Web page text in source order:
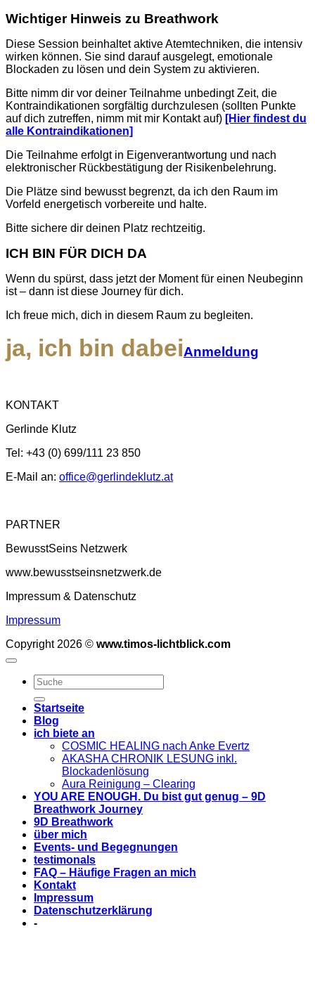
Wichtiger Hinweis zu Breathwork
Diese Session beinhaltet aktive Atemtechniken, die intensiv
wirken können. Sie sind darauf ausgelegt, emotionale
Blockaden zu lösen und dein System zu aktivieren.
Bitte nimm dir vor deiner Teilnahme unbedingt Zeit, die
Kontraindikationen sorgfältig durchzulesen (sollten Punkte
auf dich zutreffen, nimm mit mir Kontakt auf) [Hier findest du
alle Kontraindikationen]
Die Teilnahme erfolgt in Eigenverantwortung und nach
elektronischer Rückbestätigung der Risikenbelehrung.
Die Plätze sind bewusst begrenzt, da ich den Raum im
Vorfeld energetisch vorbereite und halte.
Bitte sichere dir deinen Platz rechtzeitig.
ICH BIN FÜR DICH DA
Wenn du spürst, dass jetzt der Moment für einen Neubeginn
ist – dann ist diese Journey für dich.
Ich freue mich, dich in diesem Raum zu begleiten.
ja, ich bin dabeiAnmeldung
KONTAKT
Gerlinde Klutz
Tel: +43 (0) 699/111 23 850
E-Mail an: office@gerlindeklutz.at
PARTNER
BewusstSeins Netzwerk
www.bewusstseinsnetzwerk.de
Impressum & Datenschutz
Impressum
Copyright 2026 © www.timos-lichtblick.com
Startseite
Blog
ich biete an
COSMIC HEALING nach Anke Evertz
AKASHA CHRONIK LESUNG inkl.
Blockadenlösung
Aura Reinigung – Clearing
YOU ARE ENOUGH. Du bist gut genug – 9D
Breathwork Journey
9D Breathwork
über mich
Events- und Begegnungen
testimonals
FAQ – Häufige Fragen an mich
Kontakt
Impressum
Datenschutzerklärung
-